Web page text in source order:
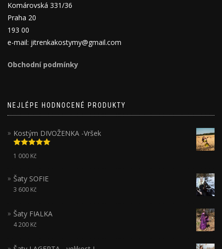
Komárovská 331/36
Praha 20
193 00
e-mail: jitrenkakostymy@gmail.com
Obchodní podmínky
NEJLÉPE HODNOCENÉ PRODUKTY
Kostým DIVOŽENKA -Vršek
Hodnocení
5.00z 5
1 000 Kč
Šaty SOFIE
3 600 Kč
Šaty FIALKA
4 200 Kč